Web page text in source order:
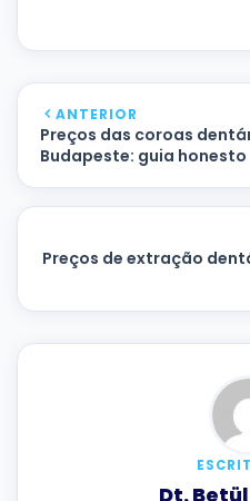
ANTERIOR
Preços das coroas
Budapeste: guia honesto
Preços de extração
Dt.